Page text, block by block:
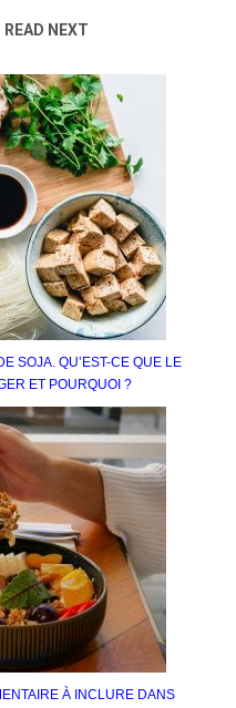
NEXT
SOJA. QU’EST-CE QUE LE
ET POURQUOI ?
À INCLURE DANS